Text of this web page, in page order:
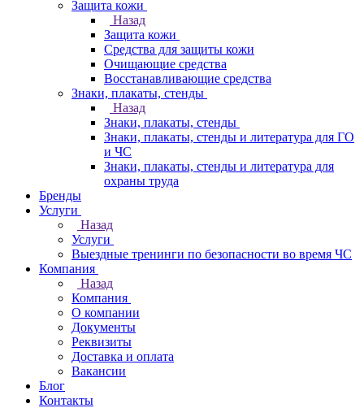
Защита кожи
Назад
Защита кожи
Средства для защиты кожи
Очищающие средства
Восстанавливающие средства
Знаки, плакаты, стенды
Назад
Знаки, плакаты, стенды
Знаки, плакаты, стенды и литература для ГО
и ЧС
Знаки, плакаты, стенды и литература для
охраны труда
Бренды
Услуги
Назад
Услуги
Выездные тренинги по безопасности во время ЧС
Компания
Назад
Компания
О компании
Документы
Реквизиты
Доставка и оплата
Вакансии
Блог
Контакты